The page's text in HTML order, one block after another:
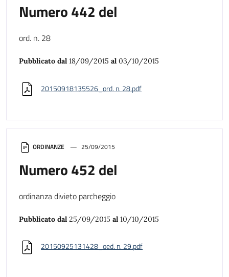
ORDINANZE 25/09/2015
Numero 452 del
ordinanza divieto parcheggio
Pubblicato dal 25/09/2015 al 10/10/2015
20150925131428_oed. n. 29.pdf
Numero 442 del
ord. n. 28
Pubblicato dal 18/09/2015 al 03/10/2015
20150918135526_ord. n. 28.pdf